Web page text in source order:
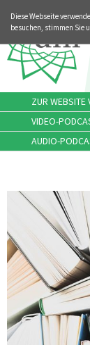
Diese Webseite
besuchen, stimmen Sie
ZUR WEBSITE
VIDEO-
AUDIO-